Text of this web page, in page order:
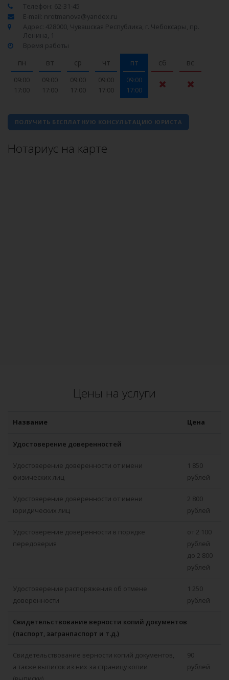
Телефон: 62-31-45
E-mail: nrotmanova@yandex.ru
Адрес: 428000, Чувашская Республика, г. Чебоксары, пр.
Ленина, 1
Время работы
пн
09:00
17:00
вт
09:00
17:00
ср
09:00
17:00
чт
09:00
17:00
пт
09:00
17:00
сб вс
ПОЛУЧИТЬ БЕСПЛАТНУЮ КОНСУЛЬТАЦИЮ ЮРИСТА
Нотариус на карте
Цены на услуги
Название Цена
Удостоверение доверенностей
Удостоверение доверенности от имени
физических лиц
1 850
рублей
Удостоверение доверенности от имени
юридических лиц
2 800
рублей
Удостоверение доверенности в порядке
передоверия
от 2 100
рублей
до 2 800
рублей
Удостоверение распоряжения об отмене
доверенности
1 250
рублей
Свидетельствование верности копий документов
(паспорт, загранпаспорт и т.д.)
Свидетельствование верности копий документов,
а также выписок из них за страницу копии
90
рублей